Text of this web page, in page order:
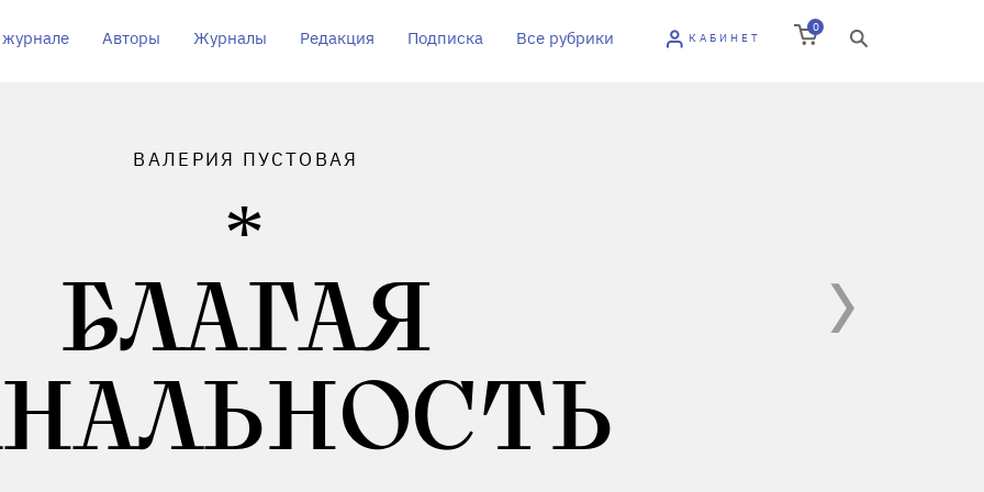
Авторы Журналы Редакция Подписка Все рубрики КАБИНЕТ
0
ВАЛЕРИЯ ПУСТОВАЯ
БЛАГАЯ